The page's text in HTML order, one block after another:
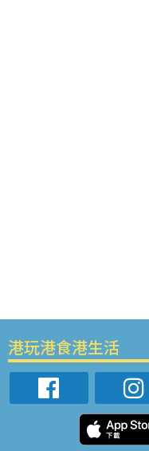
港玩港食港生活